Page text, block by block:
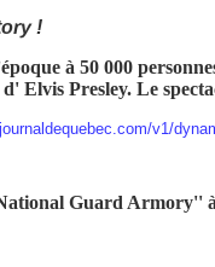
!
à 50 000
Elvis Presley. Le
v1/
Guard Armory''